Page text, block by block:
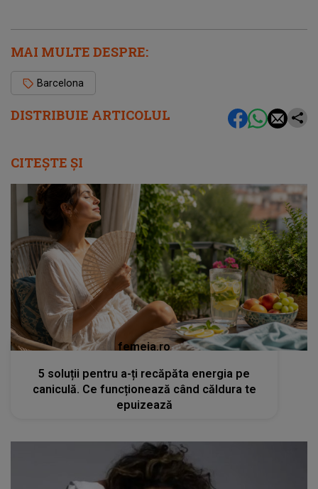
DISTRIBUIE ARTICOLUL
MAI MULTE DESPRE:
Barcelona
CITEȘTE ȘI
femeia.ro
5 soluții pentru a-ți recăpăta energia pe
caniculă. Ce funcționează când căldura te
epuizează